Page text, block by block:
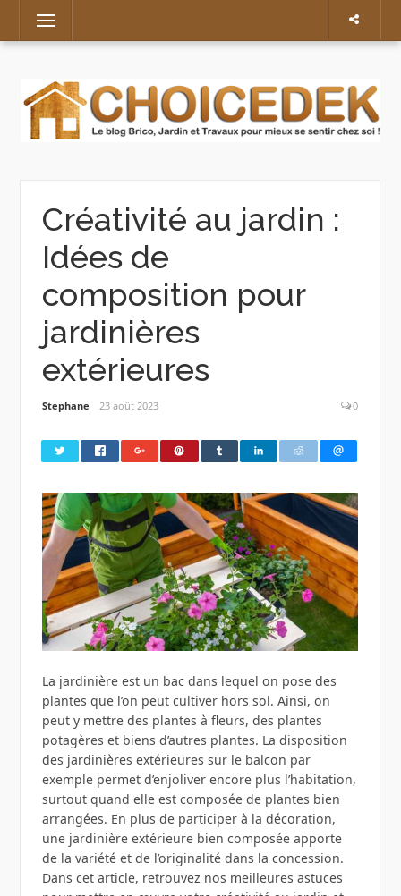
content
Menu
Créativité au jardin :
Idées de
composition pour
jardinières
extérieures
Stephane 23 août 2023 0
La jardinière est un bac dans lequel on pose des
plantes que l’on peut cultiver hors sol. Ainsi, on
peut y mettre des plantes à fleurs, des plantes
potagères et biens d’autres plantes. La disposition
des jardinières extérieures sur le balcon par
exemple permet d’enjoliver encore plus l’habitation,
surtout quand elle est composée de plantes bien
arrangées. En plus de participer à la décoration,
une jardinière extérieure bien composée apporte
de la variété et de l’originalité dans la concession.
Dans cet article, retrouvez nos meilleures astuces